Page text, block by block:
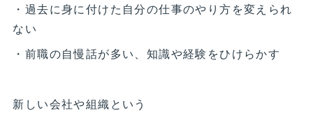
・過去に身に付けた自分の仕事のやり方を変えられ
ない
・前職の自慢話が多い、知識や経験をひけらかす
新しい会社や組織という